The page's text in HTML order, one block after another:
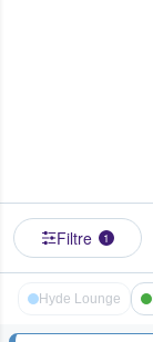
Filtre 1
Hyde Lounge